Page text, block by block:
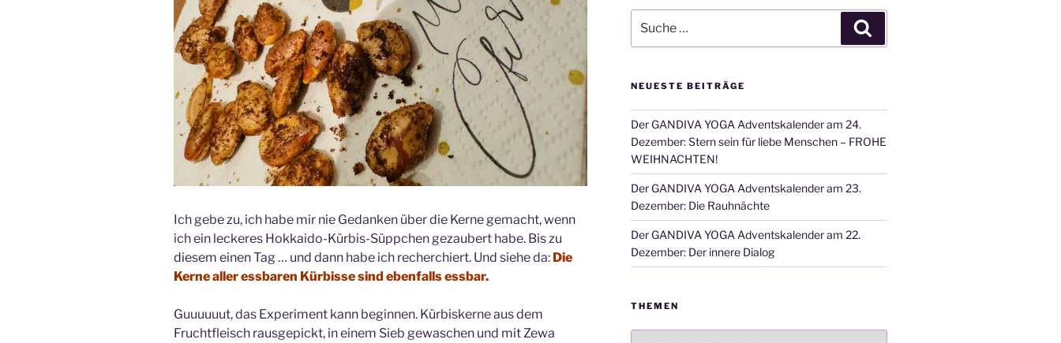
Ich gebe zu, ich habe mir nie Gedanken über die Kerne gemacht, wenn
ich ein leckeres Hokkaido-Kürbis-Süppchen gezaubert habe. Bis zu
diesem einen Tag … und dann habe ich recherchiert. Und siehe da: Die
Kerne aller essbaren Kürbisse sind ebenfalls essbar.
Guuuuuut, das Experiment kann beginnen. Kürbiskerne aus dem
Fruchtfleisch rausgepickt, in einem Sieb gewaschen und mit Zewa
nach:
NEUESTE BEITRÄGE
Der GANDIVA YOGA Adventskalender am 24.
Dezember: Stern sein für liebe Menschen – FROHE
WEIHNACHTEN!
Der GANDIVA YOGA Adventskalender am 23.
Dezember: Die Rauhnächte
Der GANDIVA YOGA Adventskalender am 22.
Dezember: Der innere Dialog
THEMEN